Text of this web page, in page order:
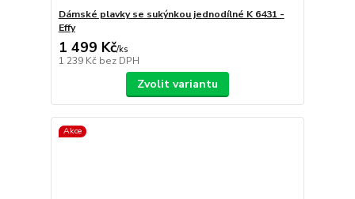
Dámské plavky se sukýnkou jednodílné K 6431 -
Effy
1 499 Kč/ks
1 239 Kč bez DPH
Zvolit variantu
Akce